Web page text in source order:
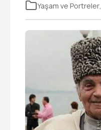
Yaşam ve Portreler